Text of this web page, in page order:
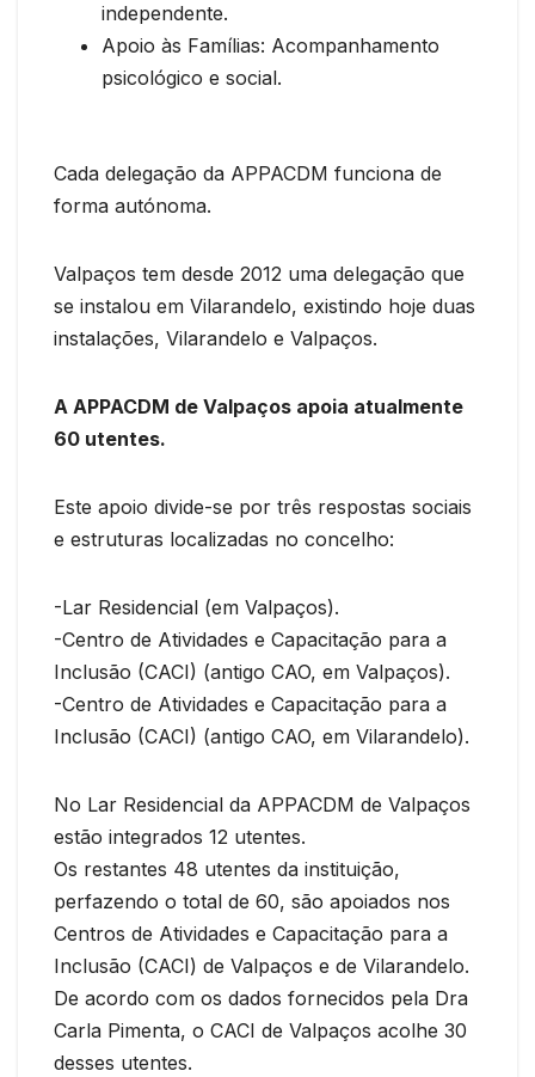
independente.
Apoio às Famílias: Acompanhamento
psicológico e social.
Cada delegação da APPACDM funciona de
forma autónoma.
Valpaços tem desde 2012 uma delegação que
se instalou em Vilarandelo, existindo hoje duas
instalações, Vilarandelo e Valpaços.
A APPACDM de Valpaços apoia atualmente
60 utentes.
Este apoio divide-se por três respostas sociais
e estruturas localizadas no concelho:
-Lar Residencial (em Valpaços).
-Centro de Atividades e Capacitação para a
Inclusão (CACI) (antigo CAO, em Valpaços).
-Centro de Atividades e Capacitação para a
Inclusão (CACI) (antigo CAO, em Vilarandelo).
No Lar Residencial da APPACDM de Valpaços
estão integrados 12 utentes.
Os restantes 48 utentes da instituição,
perfazendo o total de 60, são apoiados nos
Centros de Atividades e Capacitação para a
Inclusão (CACI) de Valpaços e de Vilarandelo.
De acordo com os dados fornecidos pela Dra
Carla Pimenta, o CACI de Valpaços acolhe 30
desses utentes.